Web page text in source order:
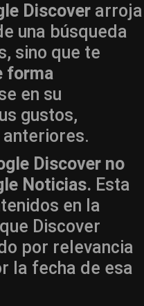
Discover arroja
una búsqueda
sino que te
forma
en su
gustos,
Discover no
Noticias. Esta
en la
Discover
por relevancia
la fecha de esa